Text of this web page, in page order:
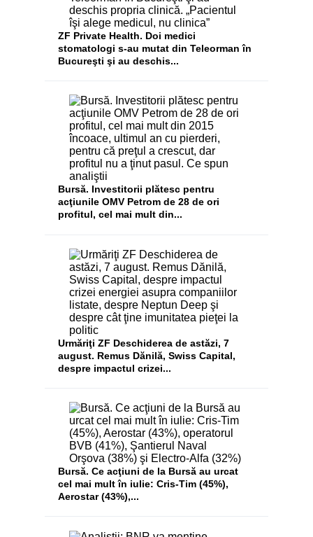
ZF Private Health. Doi medici
stomatologi s-au mutat din Teleorman în
Bucureşti şi au deschis...
Bursă. Investitorii plătesc pentru
acţiunile OMV Petrom de 28 de ori
profitul, cel mai mult din...
Urmăriţi ZF Deschiderea de astăzi, 7
august. Remus Dănilă, Swiss Capital,
despre impactul crizei...
Bursă. Ce acţiuni de la Bursă au urcat
cel mai mult în iulie: Cris-Tim (45%),
Aerostar (43%),...